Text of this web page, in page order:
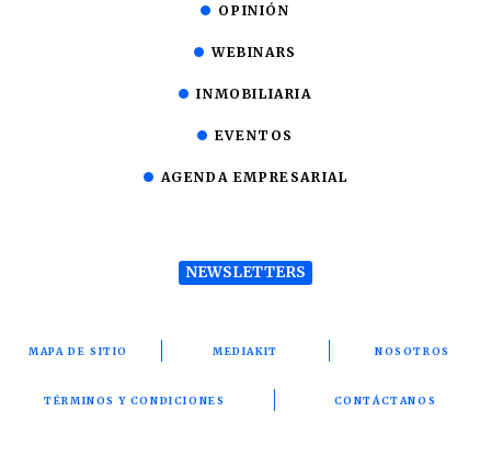
OPINIÓN
WEBINARS
INMOBILIARIA
EVENTOS
AGENDA EMPRESARIAL
NEWSLETTERS
MAPA DE SITIO MEDIAKIT NOSOTROS
TÉRMINOS Y CONDICIONES CONTÁCTANOS